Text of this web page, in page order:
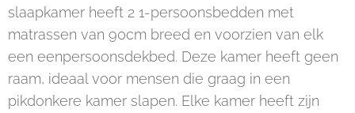
slaapkamer heeft 2 1-persoonsbedden met
matrassen van 90cm breed en voorzien van elk
een eenpersoonsdekbed. Deze kamer heeft geen
raam, ideaal voor mensen die graag in een
pikdonkere kamer slapen. Elke kamer heeft zijn